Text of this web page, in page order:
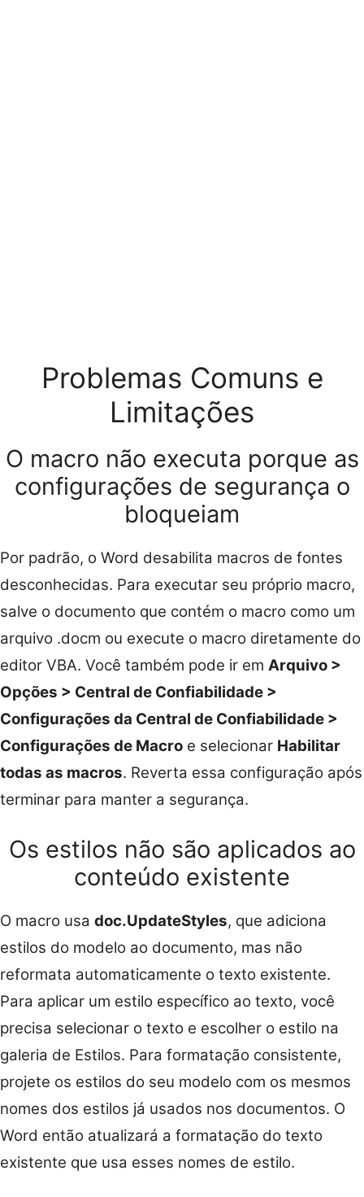
Problemas Comuns e
Limitações
O macro não executa porque as
configurações de segurança o
bloqueiam
Por padrão, o Word desabilita macros de fontes
desconhecidas. Para executar seu próprio macro,
salve o documento que contém o macro como um
arquivo .docm ou execute o macro diretamente do
editor VBA. Você também pode ir em Arquivo >
Opções > Central de Confiabilidade >
Configurações da Central de Confiabilidade >
Configurações de Macro e selecionar Habilitar
todas as macros. Reverta essa configuração após
terminar para manter a segurança.
Os estilos não são aplicados ao
conteúdo existente
O macro usa doc.UpdateStyles, que adiciona
estilos do modelo ao documento, mas não
reformata automaticamente o texto existente.
Para aplicar um estilo específico ao texto, você
precisa selecionar o texto e escolher o estilo na
galeria de Estilos. Para formatação consistente,
projete os estilos do seu modelo com os mesmos
nomes dos estilos já usados nos documentos. O
Word então atualizará a formatação do texto
existente que usa esses nomes de estilo.